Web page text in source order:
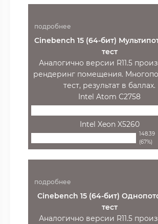
подробнее
Cinebench 15 (64-бит)
тест
Аналогично версии R11.5
рендеринг помещения.
тест, результат в баллах.
Intel Atom C2758
Intel Xeon X5260
148.39
(67%)
подробнее
Cinebench 15 (64-бит)
тест
Аналогично версии R11.5